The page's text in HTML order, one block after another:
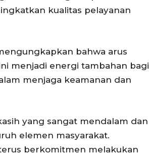
kualitas pelayanan
bahwa arus
menjadi energi tambahan bagi
menjaga keamanan dan
yang sangat mendalam dan
elemen masyarakat.
berkomitmen melakukan